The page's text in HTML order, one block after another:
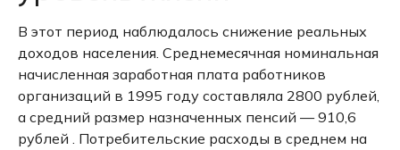
В этот период наблюдалось снижение реальных
доходов населения. Среднемесячная номинальная
начисленная заработная плата работников
организаций в 1995 году составляла 2800 рублей,
а средний размер назначенных пенсий — 910,6
рублей . Потребительские расходы в среднем на